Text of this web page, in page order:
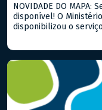
NOVIDADE DO MAPA:
disponível! O
disponibilizou o
normas,
assuntos […]